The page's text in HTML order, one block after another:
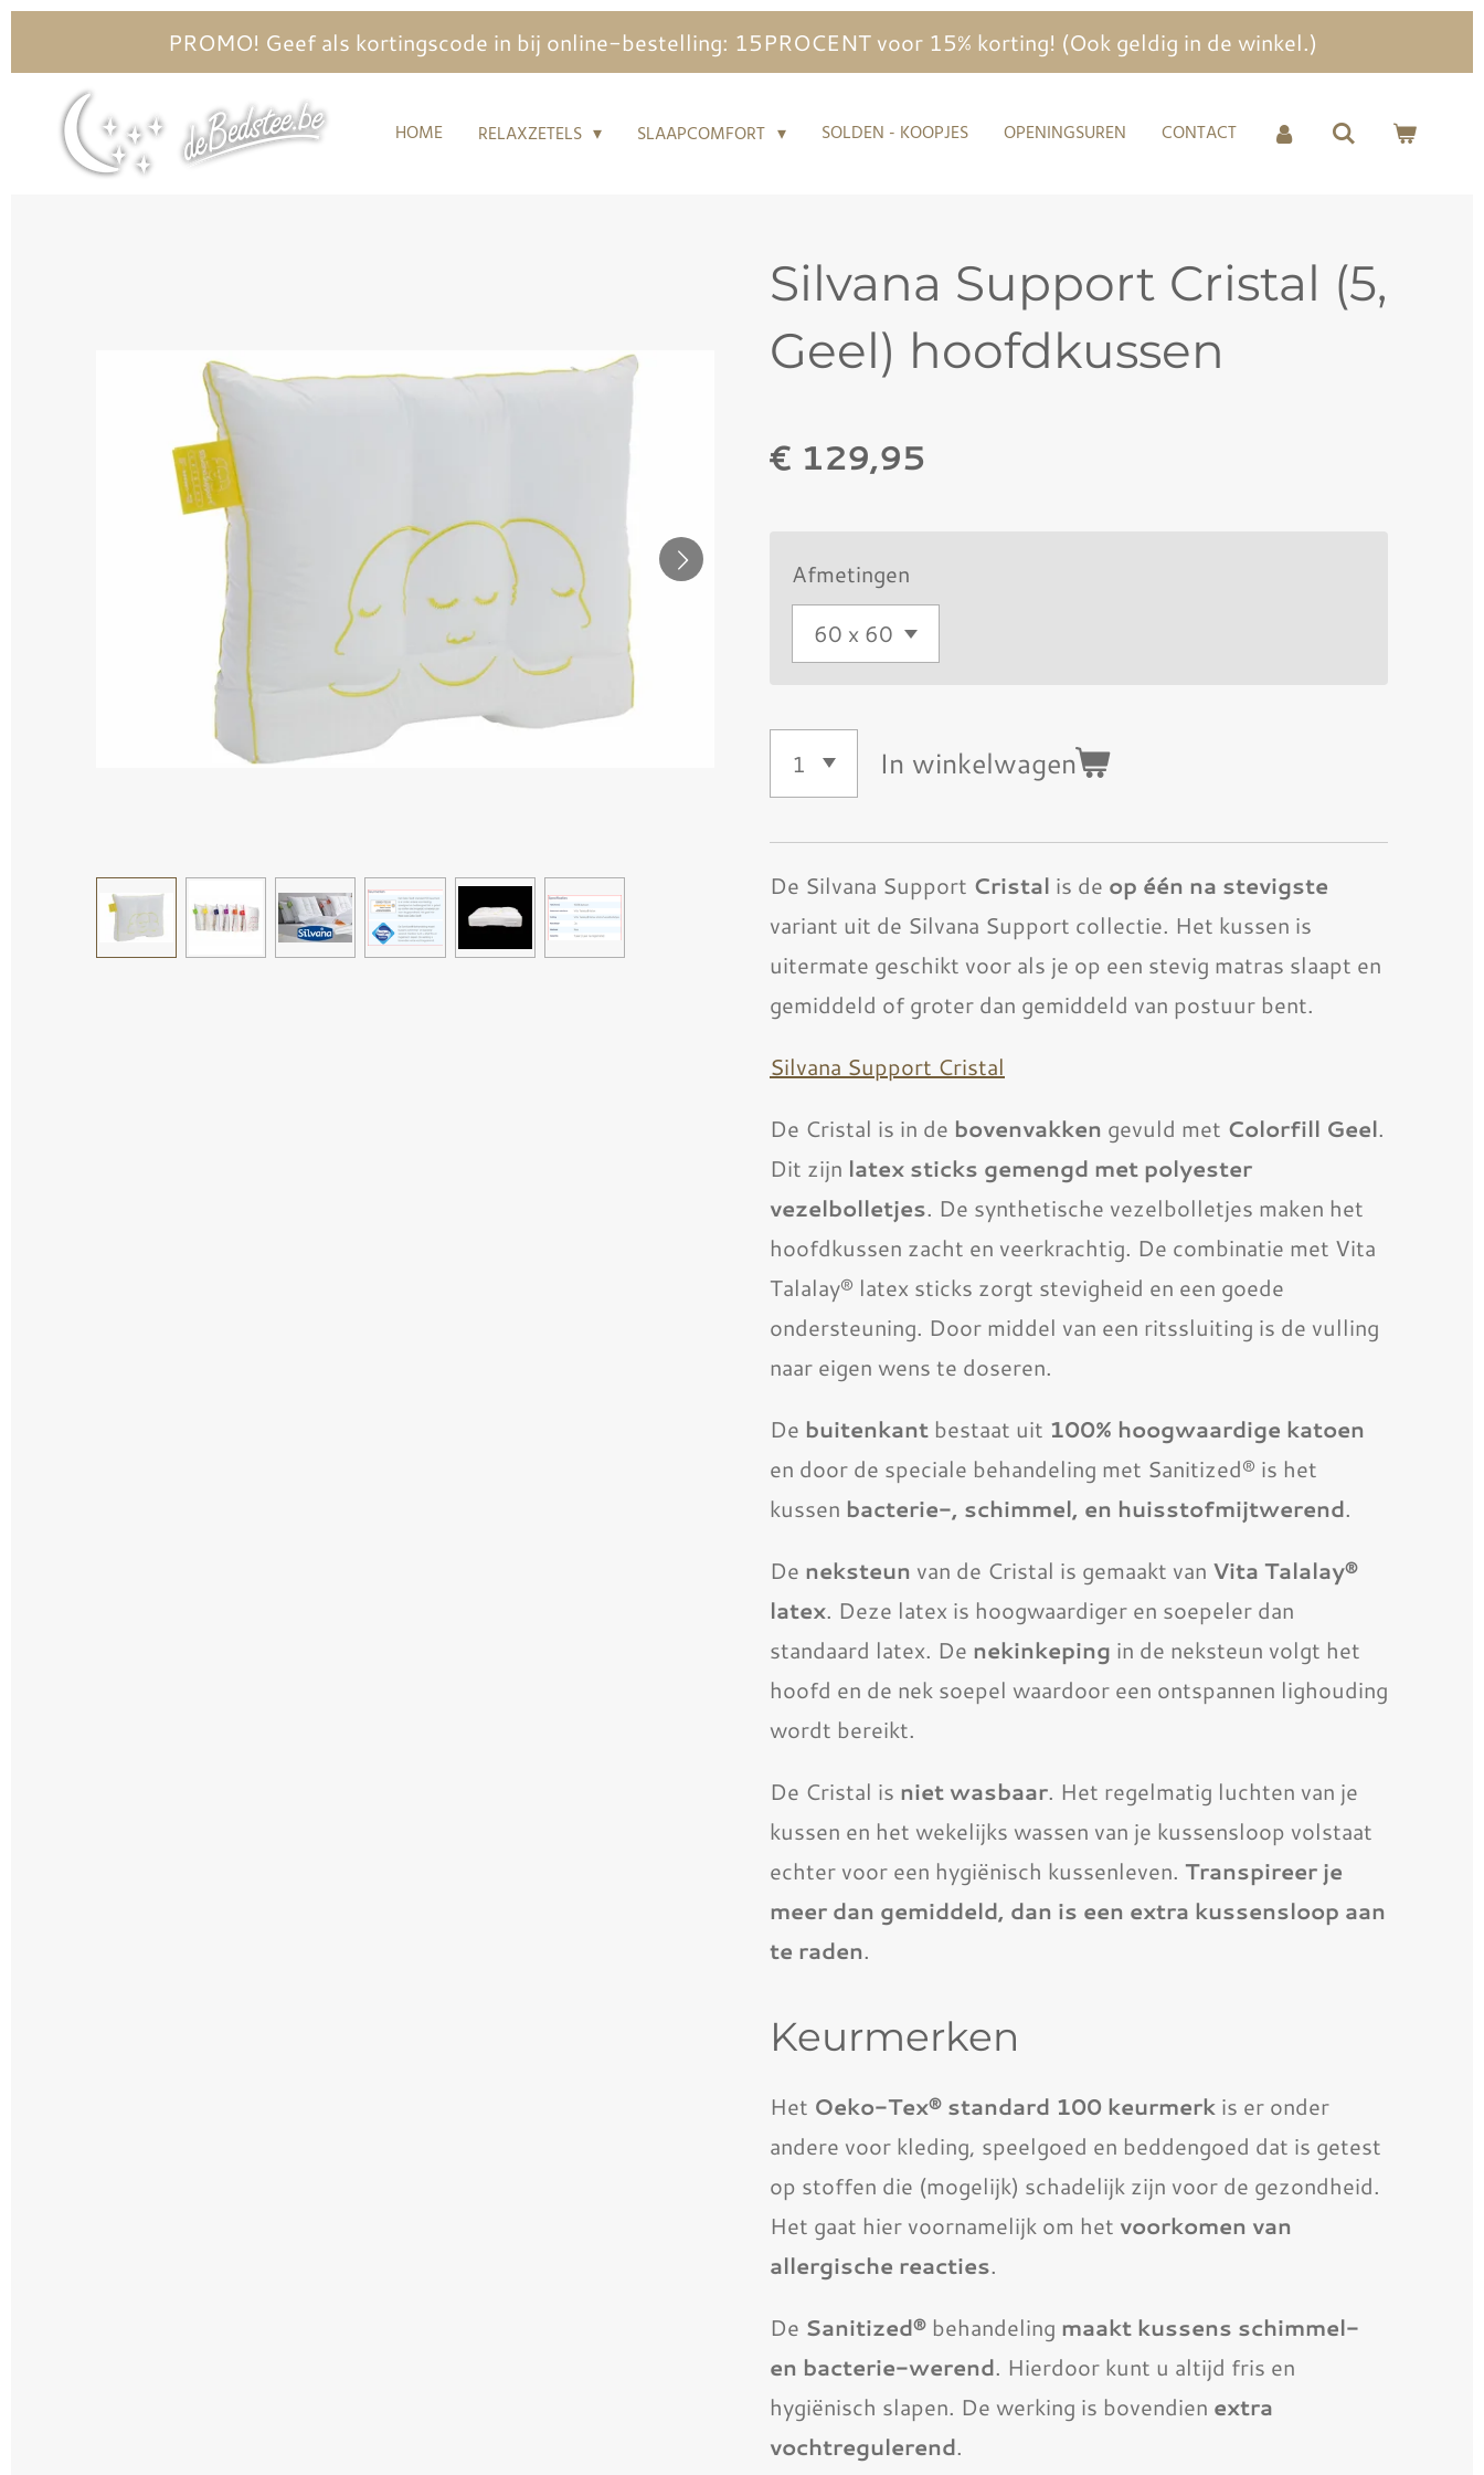
direct
PROMO! Geef als kortingscode in bij online-bestelling: 15PROCENT voor 15% korting! (Ook geldig in de winkel.)
HOME RELAXZETELS SLAAPCOMFORT SOLDEN - KOOPJES OPENINGSUREN CONTACT
Silvana Support Cristal (5,
Geel) hoofdkussen
€ 129,95
Afmetingen
In winkelwagen
De Silvana Support Cristal is de op één na stevigste
variant uit de Silvana Support collectie. Het kussen is
uitermate geschikt voor als je op een stevig matras slaapt en
gemiddeld of groter dan gemiddeld van postuur bent.
Silvana Support Cristal
De Cristal is in de bovenvakken gevuld met Colorfill Geel.
Dit zijn latex sticks gemengd met polyester
vezelbolletjes. De synthetische vezelbolletjes maken het
hoofdkussen zacht en veerkrachtig. De combinatie met Vita
Talalay® latex sticks zorgt stevigheid en een goede
ondersteuning. Door middel van een ritssluiting is de vulling
naar eigen wens te doseren.
De buitenkant bestaat uit 100% hoogwaardige katoen
en door de speciale behandeling met Sanitized® is het
kussen bacterie-, schimmel, en huisstofmijtwerend.
De neksteun van de Cristal is gemaakt van Vita Talalay®
latex. Deze latex is hoogwaardiger en soepeler dan
standaard latex. De nekinkeping in de neksteun volgt het
hoofd en de nek soepel waardoor een ontspannen lighouding
wordt bereikt.
De Cristal is niet wasbaar. Het regelmatig luchten van je
kussen en het wekelijks wassen van je kussensloop volstaat
echter voor een hygiënisch kussenleven. Transpireer je
meer dan gemiddeld, dan is een extra kussensloop aan
te raden.
Keurmerken
Het Oeko-Tex® standard 100 keurmerk is er onder
andere voor kleding, speelgoed en beddengoed dat is getest
op stoffen die (mogelijk) schadelijk zijn voor de gezondheid.
Het gaat hier voornamelijk om het voorkomen van
allergische reacties.
De Sanitized® behandeling maakt kussens schimmel-
en bacterie-werend. Hierdoor kunt u altijd fris en
hygiënisch slapen. De werking is bovendien extra
vochtregulerend.